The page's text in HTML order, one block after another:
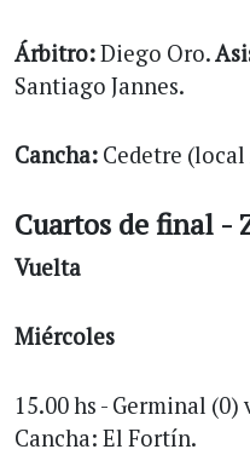
Árbitro:Diego Oro.
Santiago Jannes.
Cancha: Cedetre
Cuartos de final -
Vuelta
Miércoles
15.00 hs - Germinal
Cancha: El Fortín.